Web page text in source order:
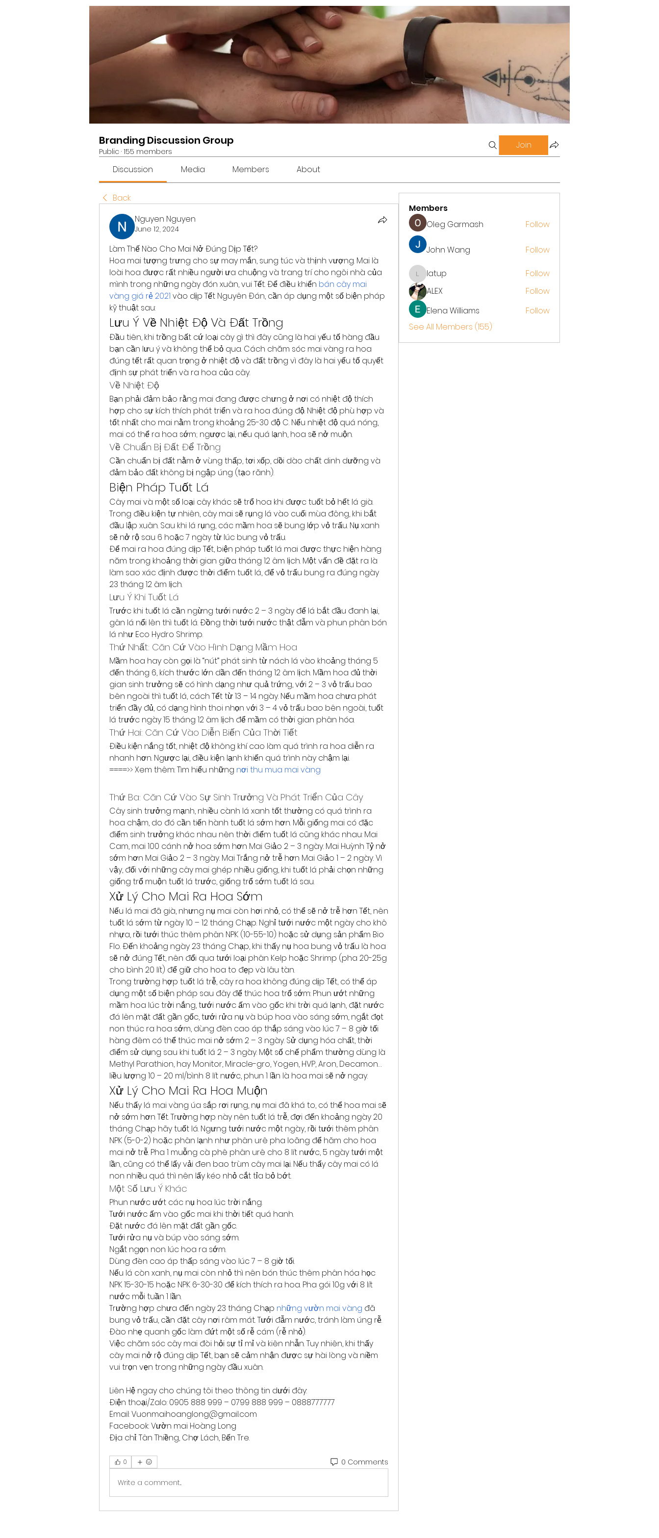
Branding Discussion Group
Public · 155 members
Join
Discussion Media Members About
Back
Nguyen Nguyen
June 12, 2024
Làm Thế Nào Cho Mai Nở Đúng Dịp Tết?
Hoa mai tượng trưng cho sự may mắn, sung túc và thịnh vượng. Mai là
loài hoa được rất nhiều người ưa chuộng và trang trí cho ngôi nhà của
mình trong những ngày đón xuân, vui Tết. Để điều khiển bán cây mai
vàng giá rẻ 2021 vào dịp Tết Nguyên Đán, cần áp dụng một số biện pháp
kỹ thuật sau:
Lưu Ý Về Nhiệt Độ Và Đất Trồng
Đầu tiên, khi trồng bất cứ loại cây gì thì đây cũng là hai yếu tố hàng đầu
bạn cần lưu ý và không thể bỏ qua. Cách chăm sóc mai vàng ra hoa
đúng tết rất quan trọng ở nhiệt độ và đất trồng vì đây là hai yếu tố quyết
định sự phát triển và ra hoa của cây.
Về Nhiệt Độ
Bạn phải đảm bảo rằng mai đang được chưng ở nơi có nhiệt độ thích
hợp cho sự kích thích phát triển và ra hoa đúng độ. Nhiệt độ phù hợp và
tốt nhất cho mai nằm trong khoảng 25-30 độ C. Nếu nhiệt độ quá nóng,
mai có thể ra hoa sớm; ngược lại, nếu quá lạnh, hoa sẽ nở muộn.
Về Chuẩn Bị Đất Để Trồng
Cần chuẩn bị đất nằm ở vùng thấp, tơi xốp, dồi dào chất dinh dưỡng và
đảm bảo đất không bị ngập úng (tạo rãnh).
Biện Pháp Tuốt Lá
Cây mai và một số loại cây khác sẽ trổ hoa khi được tuốt bỏ hết lá già.
Trong điều kiện tự nhiên, cây mai sẽ rụng lá vào cuối mùa đông, khi bắt
đầu lập xuân. Sau khi lá rụng, các mầm hoa sẽ bung lớp vỏ trấu. Nụ xanh
sẽ nở rộ sau 6 hoặc 7 ngày từ lúc bung vỏ trấu.
Để mai ra hoa đúng dịp Tết, biện pháp tuốt lá mai được thực hiện hàng
năm trong khoảng thời gian giữa tháng 12 âm lịch. Một vấn đề đặt ra là
làm sao xác định được thời điểm tuốt lá, để vỏ trấu bung ra đúng ngày
23 tháng 12 âm lịch.
Lưu Ý Khi Tuốt Lá
Trước khi tuốt lá cần ngừng tưới nước 2 – 3 ngày để lá bắt đầu đanh lại,
gân lá nổi lên thì tuốt lá. Đồng thời tưới nước thật đẫm và phun phân bón
lá như Eco Hydro Shrimp.
Thứ Nhất: Căn Cứ Vào Hình Dạng Mầm Hoa
Mầm hoa hay còn gọi là “nút” phát sinh từ nách lá vào khoảng tháng 5
đến tháng 6, kích thước lớn dần đến tháng 12 âm lịch. Mầm hoa đủ thời
gian sinh trưởng sẽ có hình dạng như quả trứng, với 2 – 3 vỏ trấu bao
bên ngoài thì tuốt lá, cách Tết từ 13 – 14 ngày. Nếu mầm hoa chưa phát
triển đầy đủ, có dạng hình thoi nhọn với 3 – 4 vỏ trấu bao bên ngoài, tuốt
lá trước ngày 15 tháng 12 âm lịch để mầm có thời gian phân hóa.
Thứ Hai: Căn Cứ Vào Diễn Biến Của Thời Tiết
Điều kiện nắng tốt, nhiệt độ không khí cao làm quá trình ra hoa diễn ra
nhanh hơn. Ngược lại, điều kiện lạnh khiến quá trình này chậm lại.
====>> Xem thêm: Tìm hiểu những nơi thu mua mai vàng
Thứ Ba: Căn Cứ Vào Sự Sinh Trưởng Và Phát Triển Của Cây
Cây sinh trưởng mạnh, nhiều cành lá xanh tốt thường có quá trình ra
hoa chậm, do đó cần tiến hành tuốt lá sớm hơn. Mỗi giống mai có đặc
điểm sinh trưởng khác nhau nên thời điểm tuốt lá cũng khác nhau: Mai
Cam, mai 100 cánh nở hoa sớm hơn Mai Giảo 2 – 3 ngày. Mai Huỳnh Tỷ nở
sớm hơn Mai Giảo 2 – 3 ngày. Mai Trắng nở trễ hơn Mai Giảo 1 – 2 ngày. Vì
vậy, đối với những cây mai ghép nhiều giống, khi tuốt lá phải chọn những
giống trổ muộn tuốt lá trước, giống trổ sớm tuốt lá sau.
Xử Lý Cho Mai Ra Hoa Sớm
Nếu lá mai đã già, nhưng nụ mai còn hơi nhỏ, có thể sẽ nở trễ hơn Tết, nên
tuốt lá sớm từ ngày 10 – 12 tháng Chạp. Nghỉ tưới nước một ngày cho khô
nhựa, rồi tưới thúc thêm phân NPK (10-55-10) hoặc sử dụng sản phẩm Bio
Flo. Đến khoảng ngày 23 tháng Chạp, khi thấy nụ hoa bung vỏ trấu là hoa
sẽ nở đúng Tết, nên đổi qua tưới loại phân Kelp hoặc Shrimp (pha 20-25g
cho bình 20 lít) để giữ cho hoa to đẹp và lâu tàn.
Trong trường hợp tuốt lá trễ, cây ra hoa không đúng dịp Tết, có thể áp
dụng một số biện pháp sau đây để thúc hoa trổ sớm: Phun ướt những
mầm hoa lúc trời nắng, tưới nước ấm vào gốc khi trời quá lạnh, đặt nước
đá lên mặt đất gần gốc, tưới rửa nụ và búp hoa vào sáng sớm, ngắt đọt
non thúc ra hoa sớm, dùng đèn cao áp thắp sáng vào lúc 7 – 8 giờ tối
hàng đêm có thể thúc mai nở sớm 2 – 3 ngày. Sử dụng hóa chất, thời
điểm sử dụng sau khi tuốt lá 2 – 3 ngày. Một số chế phẩm thường dùng là
Methyl Parathion, hay Monitor, Miracle-gro, Yogen, HVP, Aron, Decamon…
liều lượng 10 – 20 ml/bình 8 lít nước, phun 1 lần là hoa mai sẽ nở ngay.
Xử Lý Cho Mai Ra Hoa Muộn
Nếu thấy lá mai vàng úa sắp rơi rụng, nụ mai đã khá to, có thể hoa mai sẽ
nở sớm hơn Tết. Trường hợp này nên tuốt lá trễ, đợi đến khoảng ngày 20
tháng Chạp hãy tuốt lá. Ngưng tưới nước một ngày, rồi tưới thêm phân
NPK (5-0-2) hoặc phân lạnh như phân urê pha loãng để hãm cho hoa
mai nở trễ. Pha 1 muỗng cà phê phân urê cho 8 lít nước, 5 ngày tưới một
lần, cũng có thể lấy vải đen bao trùm cây mai lại. Nếu thấy cây mai có lá
non nhiều quá thì nên lấy kéo nhỏ cắt tỉa bỏ bớt.
Một Số Lưu Ý Khác
Phun nước ướt các nụ hoa lúc trời nắng.
Tưới nước ấm vào gốc mai khi thời tiết quá hanh.
Đặt nước đá lên mặt đất gần gốc.
Tưới rửa nụ và búp vào sáng sớm.
Ngắt ngọn non lúc hoa ra sớm.
Dùng đèn cao áp thấp sáng vào lúc 7 – 8 giờ tối.
Nếu lá còn xanh, nụ mai còn nhỏ thì nên bón thúc thêm phân hóa học
NPK 15-30-15 hoặc NPK 6-30-30 để kích thích ra hoa. Pha gói 10g với 8 lít
nước mỗi tuần 1 lần.
Trường hợp chưa đến ngày 23 tháng Chạp những vườn mai vàng đã
bung vỏ trấu, cần đặt cây nơi râm mát. Tưới đẫm nước, tránh làm úng rễ.
Đào nhẹ quanh gốc làm đứt một số rễ cám (rễ nhỏ).
Việc chăm sóc cây mai đòi hỏi sự tỉ mỉ và kiên nhẫn. Tuy nhiên, khi thấy
cây mai nở rộ đúng dịp Tết, bạn sẽ cảm nhận được sự hài lòng và niềm
vui trọn vẹn trong những ngày đầu xuân.
Liên Hệ ngay cho chúng tôi theo thông tin dưới đây:
Điện thoại/Zalo: 0905 888 999 – 0799 888 999 – 0888777777
Email: Vuonmaihoanglong@gmail.com
Facebook: Vườn mai Hoàng Long
Địa chỉ: Tân Thiềng, Chợ Lách, Bến Tre.
0 0 Comments
Write a comment...
Members
Oleg Garmash
Follow
John Wang Follow
latuplatup
Follow
ALEX
Follow
Elena Williams
Follow
See All Members (155)